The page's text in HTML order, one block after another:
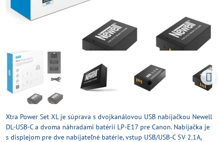
Xtra Power Set XL je súprava s dvojkanálovou USB nabíjačkou Newell
DL-USB-C a dvoma náhradami batérií LP-E17 pre Canon. Nabíjačka je
s displejom pre dve nabíjateľné batérie, vstup USB/USB-C 5V 2.1A,